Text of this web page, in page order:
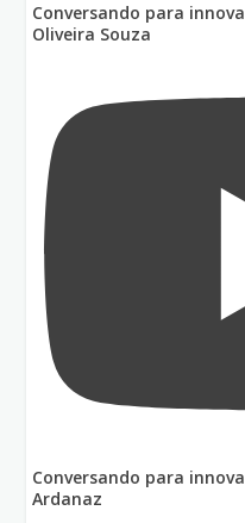
Conversando para
Oliveira Souza
Conversando para
Ardanaz